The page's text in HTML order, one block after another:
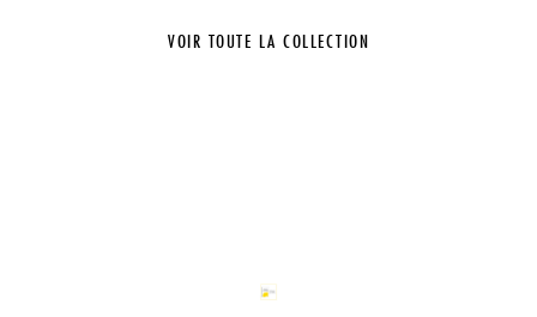
VOIR TOUTE LA COLLECTION